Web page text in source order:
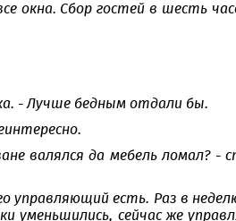
окна. Сбор гостей в шесть
- Лучше бедным отдали бы.
валялся да мебель ломал? -
управляющий есть. Раз в
сейчас же